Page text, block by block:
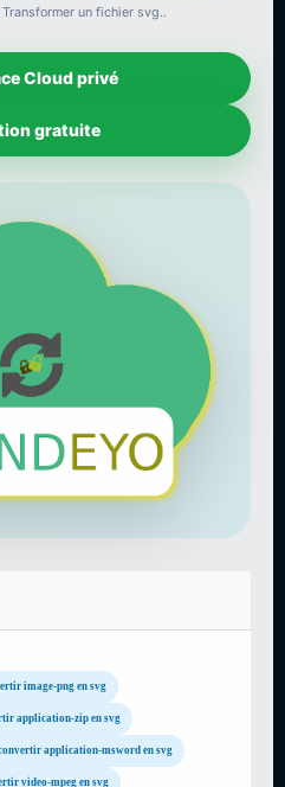
un fichier svg..
Cloud privé
gratuite
image-png en svg
application-zip en svg
application-msword en svg
video-mpeg en svg